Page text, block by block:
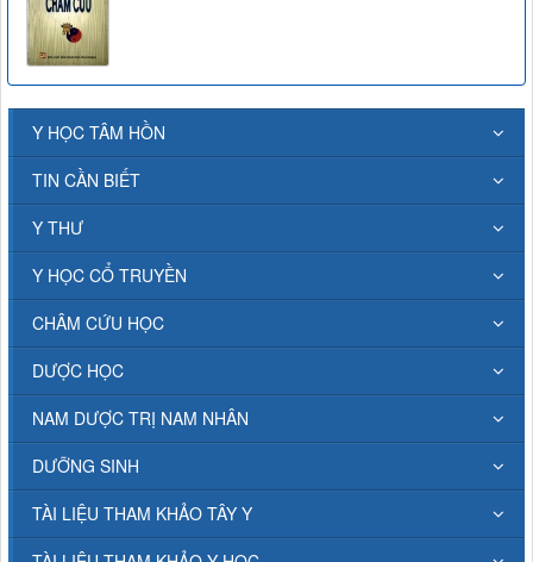
Y HỌC TÂM HỒN
TIN CẦN BIẾT
Y THƯ
Y HỌC CỔ TRUYỀN
CHÂM CỨU HỌC
DƯỢC HỌC
NAM DƯỢC TRỊ NAM NHÂN
DƯỠNG SINH
TÀI LIỆU THAM KHẢO TÂY Y